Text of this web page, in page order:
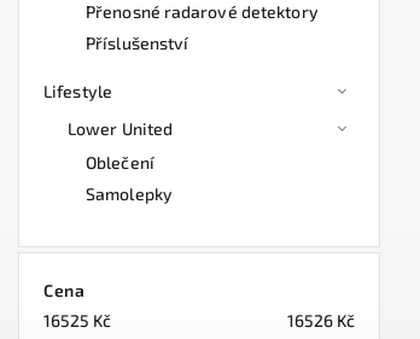
Přenosné radarové detektory
Příslušenství
Lifestyle
Lower United
Oblečení
Samolepky
Cena
16525 Kč 16526 Kč